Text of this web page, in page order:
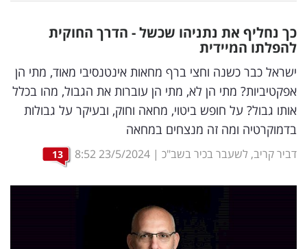
דיגיטל
וטק
שיווק
ופרסום
משפט
מדדים
כך נחליף את נתניהו שכשל - הדרך החוקית
להפלתו המיידית
ישראל כבר כשנה וחצי ברף מחאות אינטנסיבי מאוד, מתי הן
אפקטיביות? מתי הן לא, מתי הן עוברות את הגבול, מהו בכלל
אותו גבול? על חופש ביטוי, מחאה וחוק, ובעיקר על גבולות
בדמוקרטיה ומה זה מנצחים במחאה
דביר קריב, לשעבר בכיר בשב"כ |
23/5/2024
8:52
13